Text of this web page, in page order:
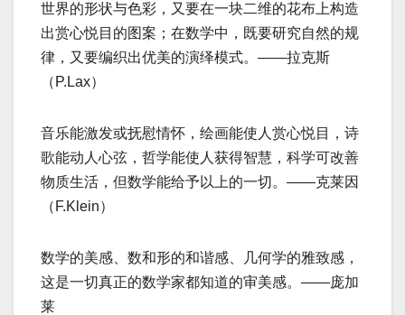
世界的形状与色彩，又要在一块二维的花布上构造
出赏心悦目的图案；在数学中，既要研究自然的规
律，又要编织出优美的演绎模式。——拉克斯
（P.Lax）
音乐能激发或抚慰情怀，绘画能使人赏心悦目，诗
歌能动人心弦，哲学能使人获得智慧，科学可改善
物质生活，但数学能给予以上的一切。——克莱因
（F.Klein）
数学的美感、数和形的和谐感、几何学的雅致感，
这是一切真正的数学家都知道的审美感。——庞加
莱